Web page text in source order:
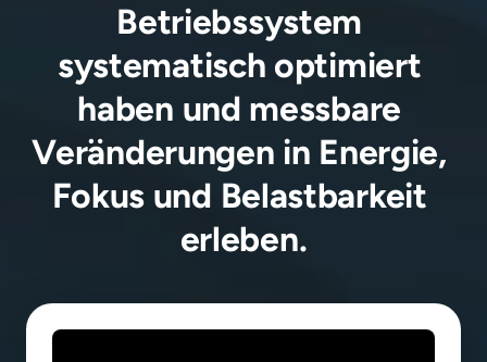
Betriebssystem
systematisch optimiert
haben und messbare
Veränderungen in Energie,
Fokus und Belastbarkeit
erleben.